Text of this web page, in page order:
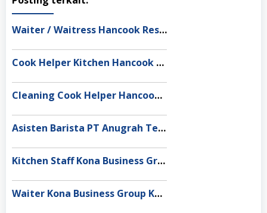
Waiter / Waitress Hancook Restaurant Bandung
Cook Helper Kitchen Hancook Restaurant Bandung
Cleaning Cook Helper Hancook Restaurant Bandung
Asisten Barista PT Anugrah Tetap Cemerlang
Kitchen Staff Kona Business Group Kabupaten Tangerang
Waiter Kona Business Group Kabupaten Tangerang